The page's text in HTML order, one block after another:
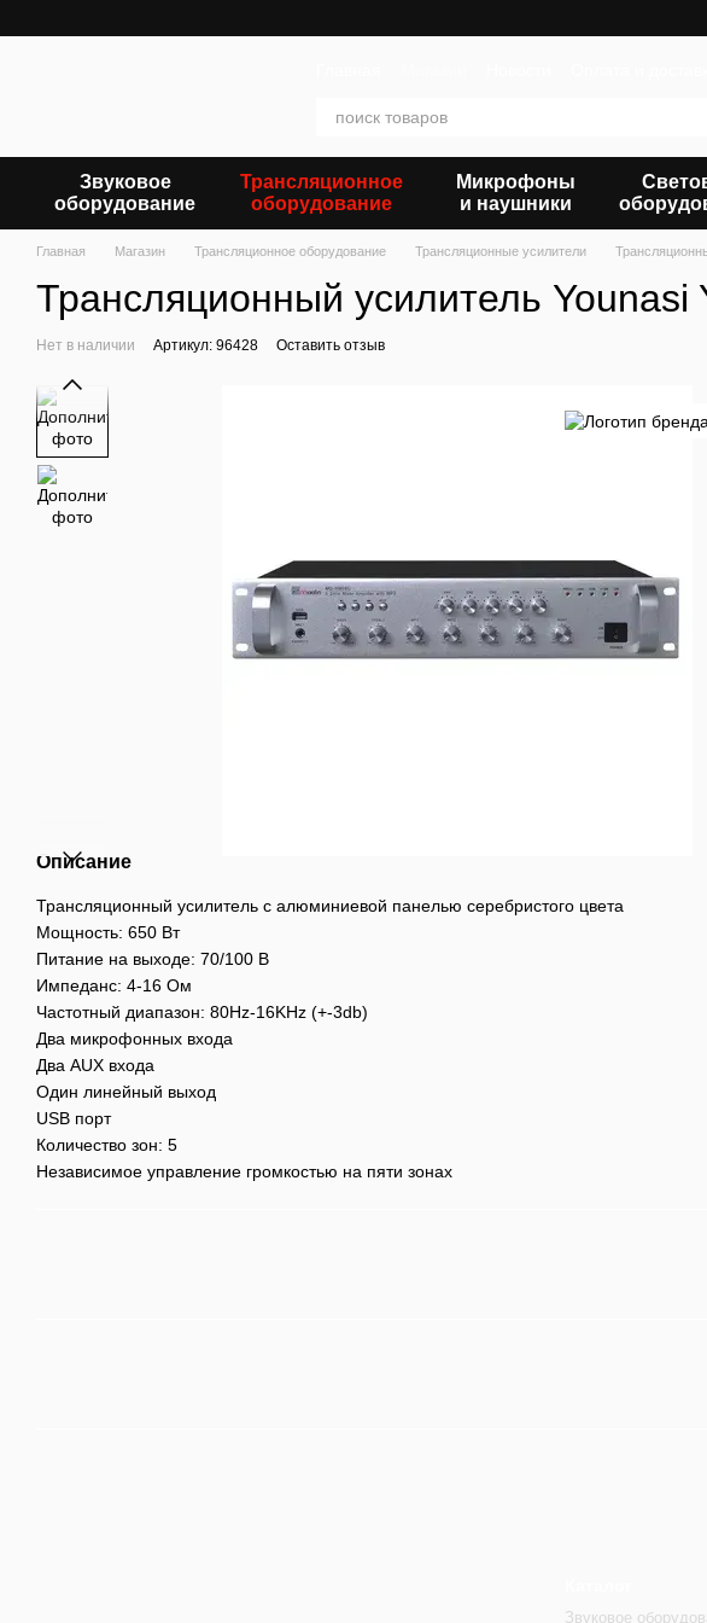
Звуковое
оборудование
Трансляционное
оборудование
Микрофоны
и наушники
Главная Магазин Трансляционное оборудование Трансляционные усилители
Трансляционный усилитель Younasi
Нет в наличии Артикул: 96428 Оставить отзыв
Описание
Трансляционный усилитель с алюминиевой панелью серебристого цвета
Мощность: 650 Вт
Питание на выходе: 70/100 В
Импеданс: 4-16 Ом
Частотный диапазон: 80Hz-16KHz (+-3db)
Два микрофонных входа
Два AUX входа
Один линейный выход
USB порт
Количество зон: 5
Независимое управление громкостью на пяти зонах
Звуковое